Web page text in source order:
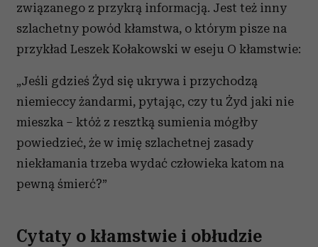
związanego z przykrą informacją. Jest też inny
szlachetny powód kłamstwa, o którym pisze na
przykład Leszek Kołakowski w eseju O kłamstwie:
„Jeśli gdzieś Żyd się ukrywa i przychodzą
niemieccy żandarmi, pytając, czy tu Żyd jaki nie
mieszka – któż z resztką sumienia mógłby
powiedzieć, że w imię szlachetnej zasady
niekłamania trzeba wydać człowieka katom na
pewną śmierć?”
Cytaty o kłamstwie i obłudzie